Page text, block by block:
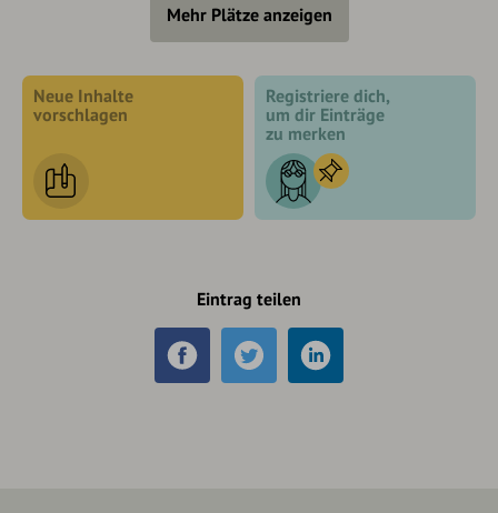
Mehr Plätze anzeigen
Neue Inhalte
vorschlagen
Registriere dich,
um dir Einträge
zu merken
Eintrag teilen